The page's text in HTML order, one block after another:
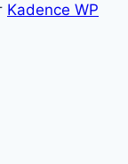
Kadence WP